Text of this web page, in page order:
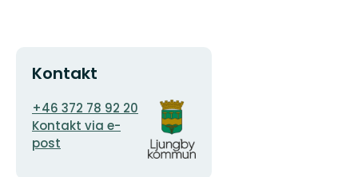
Kontakt
E-
postadress
+46 372 78 92 20
Kontakt via e-
post
Organisationens
logotyp